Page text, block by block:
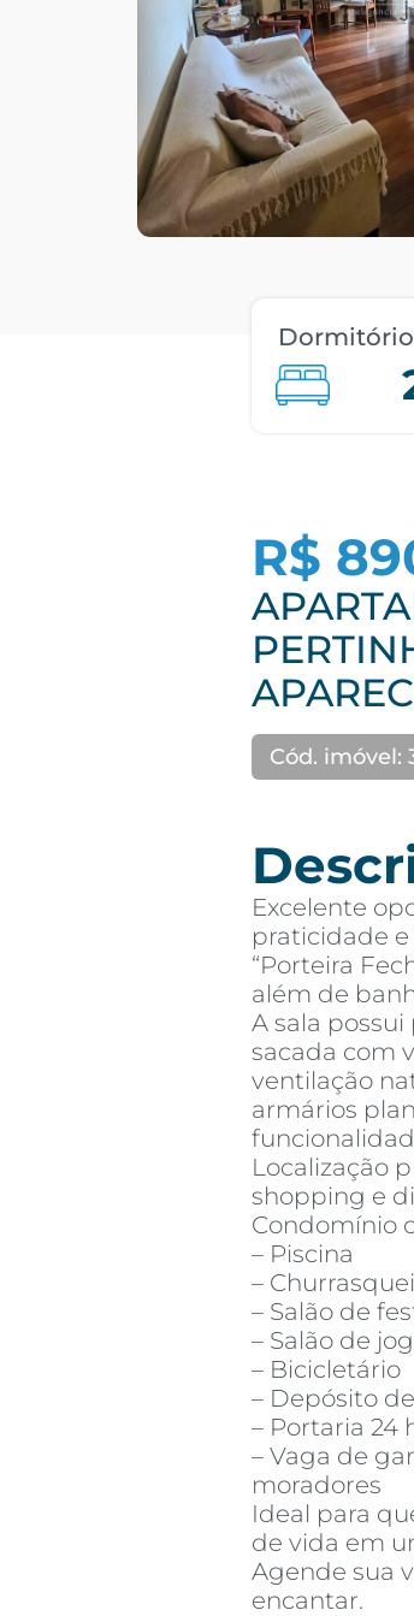
R$
Cód. imóvel:
Excelente
praticidade
“Porteira
além de
A sala
sacada com
ventilação
armários
Localização
shopping e
Condomínio
– Piscina
–
– Salão de
– Salão de
– Bicicletário
– Depósito
– Portaria 24
– Vaga de
moradores
Ideal para
de vida em
Agende sua
encantar.